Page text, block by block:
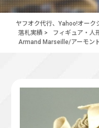
ヤフオク代行、Yahoo!オーク
落札実績 > フィギュア・人
Armand Marseille/アーモン